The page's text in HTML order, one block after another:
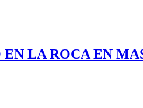
LA ROCA EN